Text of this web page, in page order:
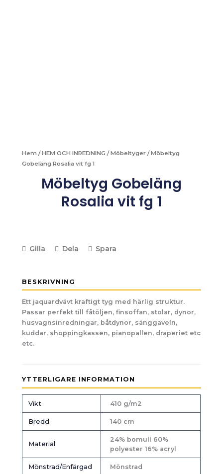
Hem /HEM OCH INREDNING /Möbeltyger / Möbeltyg
Gobeläng Rosalia vit fg 1
Möbeltyg Gobeläng
Rosalia vit fg 1
Gilla Dela Spara
BESKRIVNING
Ett jaquardvävt kraftigt tyg med härlig struktur.
Passar perfekt till fåtöljen, finsoffan, stolar, dynor,
husvagnsinredningar, båtdynor, sänggaveln,
kuddar, shoppingkassen, pianopallen, draperiet etc
etc.
YTTERLIGARE INFORMATION
Vikt 410 g/m2
Bredd 140 cm
Material
24% bomull 60%
polyester 16% acryl
Mönstrad/Enfärgad Mönstrad